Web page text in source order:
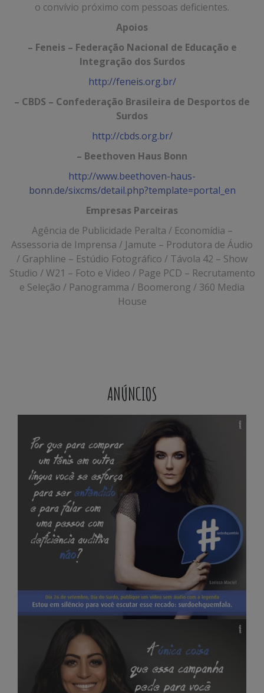
o convívio próximo com pessoas deficientes.
Apoios
– Feneis – Federação Nacional de Educação e
Integração dos Surdos
http://feneis.org.br/
– CBDS – Confederação Brasileira de Desportos de
Surdos
http://cbds.org.br/
– Beethoven Haus Bonn
http://www.beethoven-haus-
bonn.de/sixcms/detail.php?template=portal_en
Empresas Parceiras
Agência de Publicidade Peralta / Economídia –
Assessoria de Imprensa / Jamute – Produtora de Áudio
/ Graphline – Estúdio Fotográfico / Távola 42 – Show
Studio / W21 – Foto e Video / Page PCD – Recrutamento
e Seleção / Panogramma / Boomerong / 360 Media
House
ANÚNCIOS